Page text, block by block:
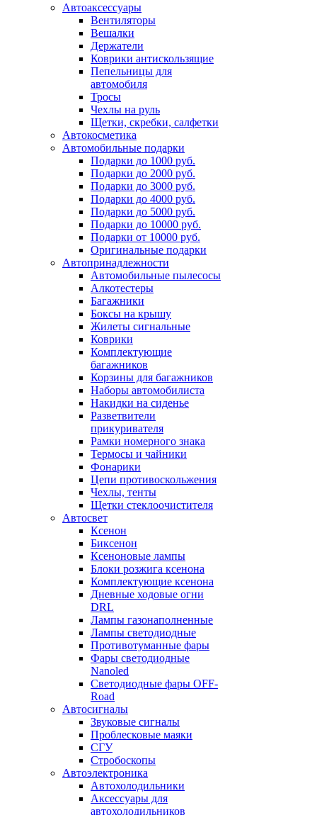
Автоаксессуары
Вентиляторы
Вешалки
Держатели
Коврики антискользящие
Пепельницы для
автомобиля
Тросы
Чехлы на руль
Щетки, скребки, салфетки
Автокосметика
Автомобильные подарки
Подарки до 1000 руб.
Подарки до 2000 руб.
Подарки до 3000 руб.
Подарки до 4000 руб.
Подарки до 5000 руб.
Подарки до 10000 руб.
Подарки от 10000 руб.
Оригинальные подарки
Автопринадлежности
Автомобильные пылесосы
Алкотестеры
Багажники
Боксы на крышу
Жилеты сигнальные
Коврики
Комплектующие
багажников
Корзины для багажников
Наборы автомобилиста
Накидки на сиденье
Разветвители
прикуривателя
Рамки номерного знака
Термосы и чайники
Фонарики
Цепи противоскольжения
Чехлы, тенты
Щетки стеклоочистителя
Автосвет
Ксенон
Биксенон
Ксеноновые лампы
Блоки розжига ксенона
Комплектующие ксенона
Дневные ходовые огни
DRL
Лампы газонаполненные
Лампы светодиодные
Противотуманные фары
Фары светодиодные
Nanoled
Светодиодные фары OFF-
Road
Автосигналы
Звуковые сигналы
Проблесковые маяки
СГУ
Стробоскопы
Автоэлектроника
Автохолодильники
Аксессуары для
автохолодильников